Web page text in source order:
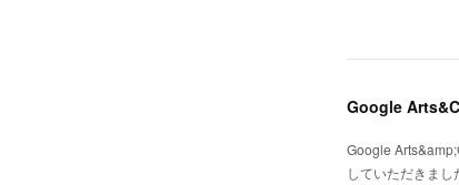
Google
Google
していただきま